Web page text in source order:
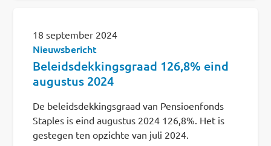
18 september 2024
Nieuwsbericht
Beleidsdekkingsgraad 126,8% eind
augustus 2024
De beleidsdekkingsgraad van Pensioenfonds
Staples is eind augustus 2024 126,8%. Het is
gestegen ten opzichte van juli 2024.